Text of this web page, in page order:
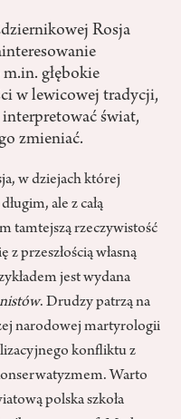
Rosja
głębokie
w lewicowej tradycji,
świat,
zmieniać.
w dziejach której
ale z całą
tamtejszą rzeczywistość
przeszłością własną
jest wydana
. Drudzy patrzą na
narodowej martyrologii
konfliktu z
Warto
polska szkoła